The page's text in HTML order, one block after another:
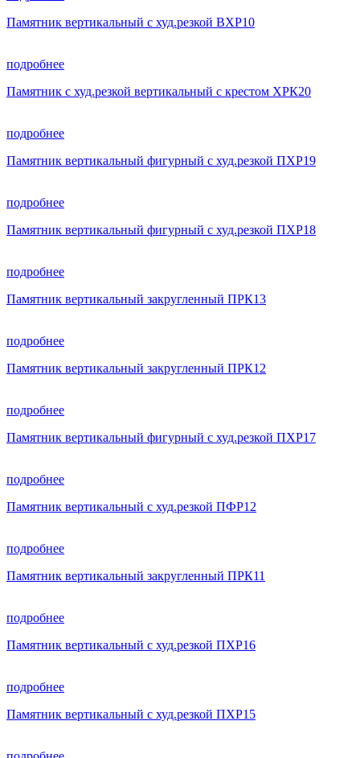
Памятник вертикальный с худ.резкой ВХР10
подробнее
Памятник с худ.резкой вертикальный с крестом ХРК20
подробнее
Памятник вертикальный фигурный с худ.резкой ПХР19
подробнее
Памятник вертикальный фигурный с худ.резкой ПХР18
подробнее
Памятник вертикальный закругленный ПРК13
подробнее
Памятник вертикальный закругленный ПРК12
подробнее
Памятник вертикальный фигурный с худ.резкой ПХР17
подробнее
Памятник вертикальный с худ.резкой ПФР12
подробнее
Памятник вертикальный закругленный ПРК11
подробнее
Памятник вертикальный с худ.резкой ПХР16
подробнее
Памятник вертикальный с худ.резкой ПХР15